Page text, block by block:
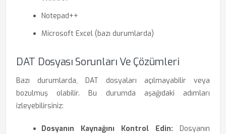
Notepad++
Microsoft Excel (bazı durumlarda)
DAT Dosyası Sorunları Ve Çözümleri
Bazı durumlarda, DAT dosyaları açılmayabilir veya
bozulmuş olabilir. Bu durumda aşağıdaki adımları
izleyebilirsiniz:
Dosyanın Kaynağını Kontrol Edin: Dosyanın